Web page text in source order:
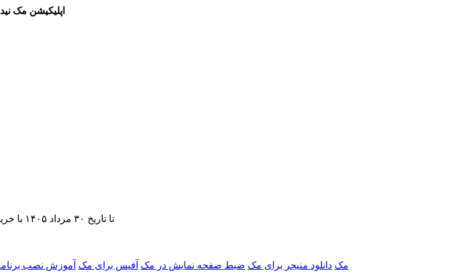
اپلیکیشن مک
تا تاریخ ۳۰ مرداد ۱۴۰۵ با خرید هر گیفت‌کارت، ۲۰ درصد تخفیف اشتراک اپ‌استور مک نید را دریافت کنید.
برنامه‌های Adobe مک دانلود منیجر برای مک ضبط صفحه نمایش در مک آفیس برای مک آموزش نصب